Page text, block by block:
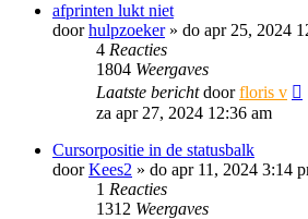
afprinten lukt niet
doorhulpzoeker» do apr 25, 2024
4 Reacties
1804 Weergaves
Laatste berichtdoorfloris v
za apr 27, 2024 12:36 am
Cursorpositie in de statusbalk
doorKees2 » do apr 11, 2024 3:14
1 Reacties
1312 Weergaves